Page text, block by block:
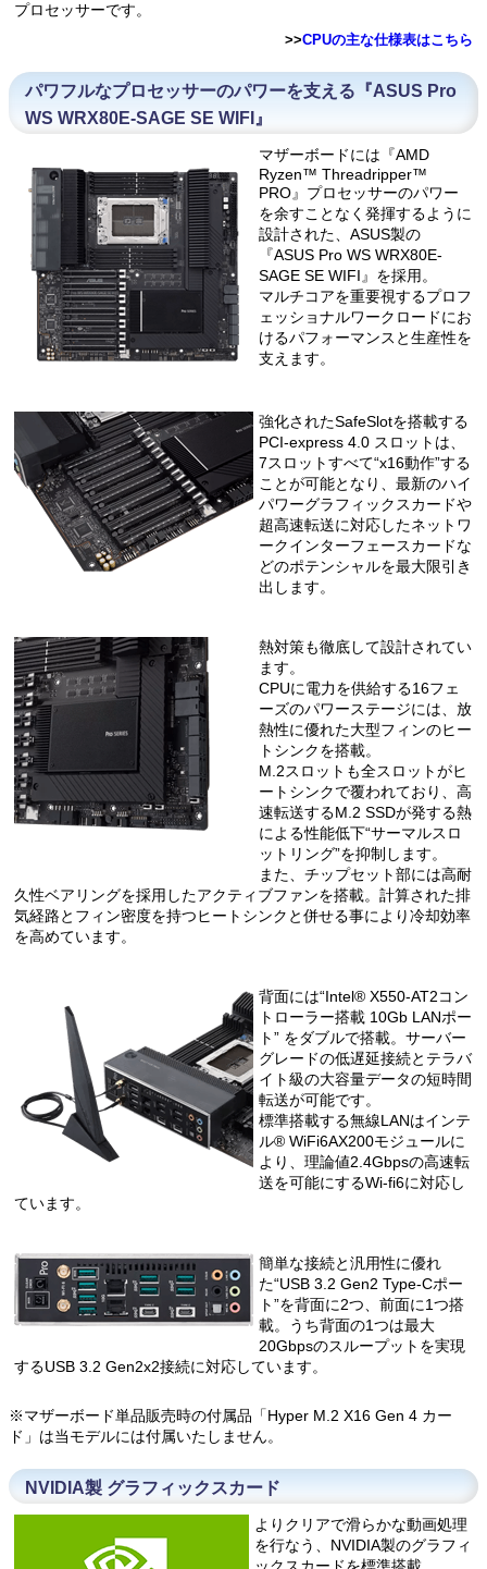
プロセッサーです。
>>CPUの主な仕様表はこちら
パワフルなプロセッサーのパワーを支える『ASUS Pro
WS WRX80E-SAGE SE WIFI』
マザーボードには『AMD
Ryzen™ Threadripper™
PRO』プロセッサーのパワー
を余すことなく発揮するように
設計された、ASUS製の
『ASUS Pro WS WRX80E-
SAGE SE WIFI』を採用。
マルチコアを重要視するプロフ
ェッショナルワークロードにお
けるパフォーマンスと生産性を
支えます。
強化されたSafeSlotを搭載する
PCI-express 4.0 スロットは、
7スロットすべて“x16動作”する
ことが可能となり、最新のハイ
パワーグラフィックスカードや
超高速転送に対応したネットワ
ークインターフェースカードな
どのポテンシャルを最大限引き
出します。
熱対策も徹底して設計されてい
ます。
CPUに電力を供給する16フェ
ーズのパワーステージには、放
熱性に優れた大型フィンのヒー
トシンクを搭載。
M.2スロットも全スロットがヒ
ートシンクで覆われており、高
速転送するM.2 SSDが発する熱
による性能低下“サーマルスロ
ットリング”を抑制します。
また、チップセット部には高耐
久性ベアリングを採用したアクティブファンを搭載。計算された排
気経路とフィン密度を持つヒートシンクと併せる事により冷却効率
を高めています。
背面には“Intel® X550-AT2コン
トローラー搭載 10Gb LANポー
ト” をダブルで搭載。サーバー
グレードの低遅延接続とテラバ
イト級の大容量データの短時間
転送が可能です。
標準搭載する無線LANはインテ
ル® WiFi6AX200モジュールに
より、理論値2.4Gbpsの高速転
送を可能にするWi-fi6に対応し
ています。
簡単な接続と汎用性に優れ
た“USB 3.2 Gen2 Type-Cポー
ト”を背面に2つ、前面に1つ搭
載。うち背面の1つは最大
20Gbpsのスループットを実現
するUSB 3.2 Gen2x2接続に対応しています。
※マザーボード単品販売時の付属品「Hyper M.2 X16 Gen 4 カー
ド」は当モデルには付属いたしません。
NVIDIA製 グラフィックスカード
よりクリアで滑らかな動画処理
を行なう、NVIDIA製のグラフィ